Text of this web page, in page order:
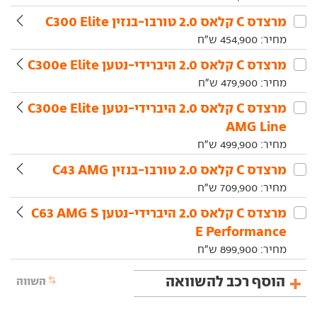
מרצדס‏ C קלאס‏ 2.0 טורבו-בנזין C300 Elite
מחיר: 454,900 ש"ח
מרצדס‏ C קלאס‏ 2.0 היברידי-נטען C300e Elite
מחיר: 479,900 ש"ח
מרצדס‏ C קלאס‏ 2.0 היברידי-נטען C300e Elite
AMG Line
מחיר: 499,900 ש"ח
מרצדס‏ C קלאס‏ 2.0 טורבו-בנזין C43 AMG
מחיר: 709,900 ש"ח
מרצדס‏ C קלאס‏ 2.0 היברידי-נטען C63 AMG S
E Performance
מחיר: 899,900 ש"ח
הוסף רכב להשוואה השווה